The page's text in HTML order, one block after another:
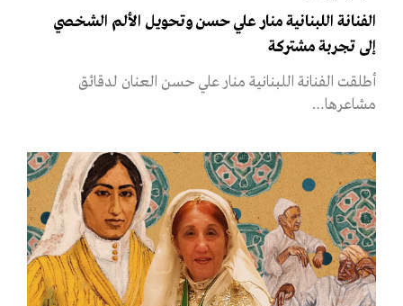
الفنانة اللبنانية منار علي حسن وتحويل الألم الشخصي
إلى تجربة مشتركة
أطلقت الفنانة اللبنانية منار علي حسن العنان لدقائق
مشاعرها…